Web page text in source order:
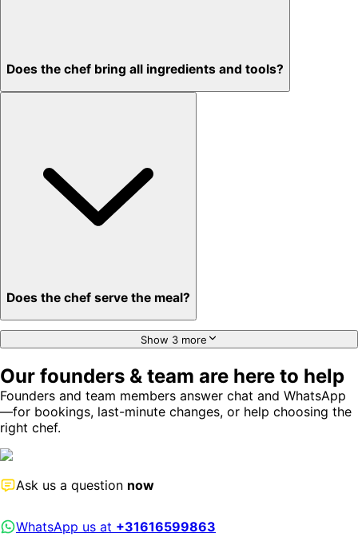
Does the chef bring all ingredients and tools?
Does the chef serve the meal?
Show 3 more
Our founders & team are here to help
Founders and team members answer chat and WhatsApp
—for bookings, last-minute changes, or help choosing the
right chef.
Ask us a question now
WhatsApp us at +31616599863